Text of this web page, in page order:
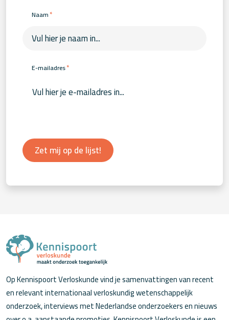
Naam*
E-mailadres*
Zet mij op de lijst!
Op Kennispoort Verloskunde vind je samenvattingen van recent
en relevant internationaal verloskundig wetenschappelijk
onderzoek, interviews met Nederlandse onderzoekers en nieuws